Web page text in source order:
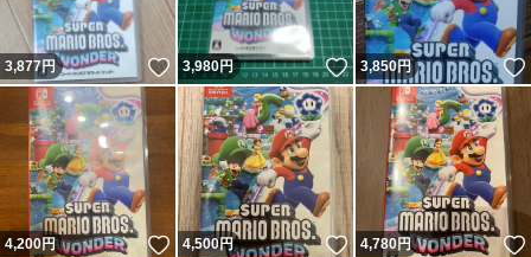
3,877円 いいね！
3,980円 いいね！
3,850円
4,200円 いいね！
4,500円 いいね！
4,780円